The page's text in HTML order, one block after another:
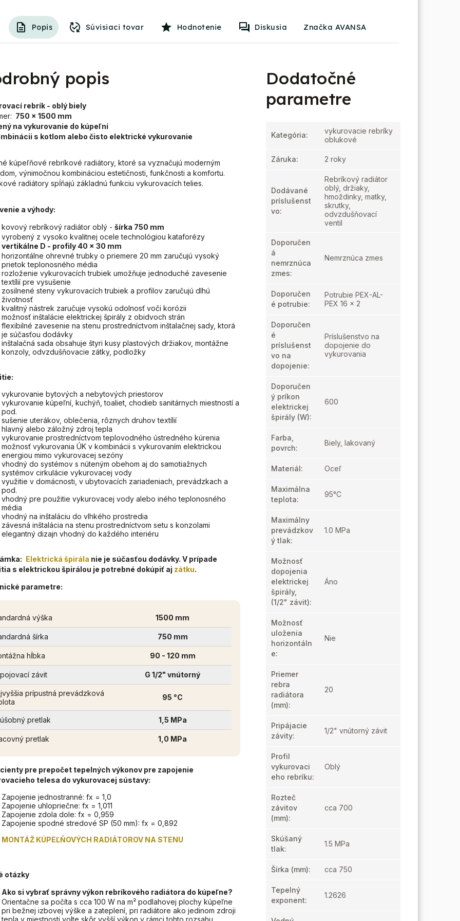
Popis Súvisiaci tovar Hodnotenie Diskusia Značka AVANSA
popis
rebrík - oblý biely
750 x 1500 mm
na vykurovanie do kúpeľní
s kotlom alebo čisto elektrické vykurovanie
kúpeľňové rebríkové radiátory, ktoré sa vyznačujú moderným
výnimočnou kombináciou estetičnosti, funkčnosti a komfortu.
radiátory spĺňajú základnú funkciu vykurovacích telies.
a výhody:
kovový rebríkový radiátor oblý - šírka 750 mm
vyrobený z vysoko kvalitnej ocele technológiou kataforézy
vertikálne D - profily 40 x 30 mm
horizontálne ohrevné trubky o priemere 20 mm zaručujú vysoký
prietok teplonosného média
rozloženie vykurovacích trubiek umožňuje jednoduché zavesenie
textílií pre vysušenie
zosilnené steny vykurovacích trubiek a profilov zaručujú dlhú
životnosť
kvalitný nástrek zaručuje vysokú odolnosť voči korózii
možnosť inštalácie elektrickej špirály z obidvoch strán
flexibilné zavesenie na stenu prostredníctvom inštalačnej sady, ktorá
je súčasťou dodávky
inštalačná sada obsahuje štyri kusy plastových držiakov, montážne
konzoly, odvzdušňovacie zátky, podložky
vykurovanie bytových a nebytových priestorov
vykurovanie kúpeľní, kuchýň, toaliet, chodieb sanitárnych miestností a
pod.
sušenie uterákov, oblečenia, rôznych druhov textílií
hlavný alebo záložný zdroj tepla
vykurovanie prostredníctvom teplovodného ústredného kúrenia
možnosť vykurovania ÚK v kombinácii s vykurovaním elektrickou
energiou mimo vykurovacej sezóny
vhodný do systémov s núteným obehom aj do samotiažnych
systémov cirkulácie vykurovacej vody
využitie v domácnosti, v ubytovacích zariadeniach, prevádzkach a
pod.
vhodný pre použitie vykurovacej vody alebo iného teplonosného
média
vhodný na inštaláciu do vlhkého prostredia
závesná inštalácia na stenu prostredníctvom setu s konzolami
elegantný dizajn vhodný do každého interiéru
Elektrická špirála nie je súčasťou dodávky. V prípade
s elektrickou špirálou je potrebné dokúpiť aj zátku.
parametre:
výška 1500 mm
šírka 750 mm
hĺbka 90 - 120 mm
závit G 1/2" vnútorný
prípustná prevádzková
95 °C
pretlak 1,5 MPa
pretlak 1,0 MPa
pre prepočet tepelných výkonov pre zapojenie
telesa do vykurovacej sústavy:
Zapojenie jednostranné: fx = 1,0
Zapojenie uhlopriečne: fx = 1,011
Zapojenie zdola dole: fx = 0,959
Zapojenie spodné stredové SP (50 mm): fx = 0,892
MONTÁŽ KÚPEĽŇOVÝCH RADIÁTOROV NA STENU
otázky
Ako si vybrať správny výkon rebríkového radiátora do kúpeľne?
Orientačne sa počíta s cca 100 W na m² podlahovej plochy kúpeľne
pri bežnej izbovej výške a zateplení, pri radiátore ako jedinom zdroji
tepla v miestnosti volte skôr vyšší výkon v rámci tohto rozsahu.
Dodatočné
parametre
Kategória:
vykurovacie rebríky
oblukové
Záruka: 2 roky
Dodávané
príslušenst
vo:
Rebríkový radiátor
oblý, držiaky,
hmoždinky, matky,
skrutky,
odvzdušňovací
ventil
Doporučen
á
nemrznúca
zmes:
Nemrznúca zmes
Doporučen
é potrubie:
Potrubie PEX-AL-
PEX 16 x 2
Doporučen
é
príslušenst
vo na
dopojenie:
Príslušenstvo na
dopojenie do
vykurovania
Doporučen
ý príkon
elektrickej
špirály (W):
600
Farba,
povrch:
Biely, lakovaný
Materiál: Oceľ
Maximálna
teplota:
95°C
Maximálny
prevádzkov
ý tlak:
1.0 MPa
Možnosť
dopojenia
elektrickej
špirály,
(1/2" závit):
Áno
Možnosť
uloženia
horizontáln
e:
Nie
Priemer
rebra
radiátora
(mm):
20
Pripájacie
závity:
1/2" vnútorný závit
Profil
vykurovaci
eho rebríku:
Oblý
Rozteč
závitov
(mm):
cca 700
Skúšaný
tlak:
1.5 MPa
Šírka (mm): cca 750
Tepelný
exponent:
1.2626